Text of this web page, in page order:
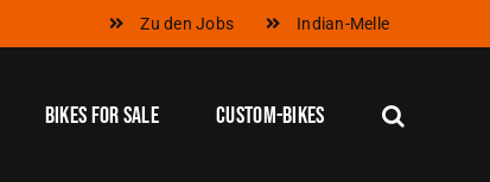
Zu den Jobs Indian-Melle
Bikes for Sale Custom-Bikes